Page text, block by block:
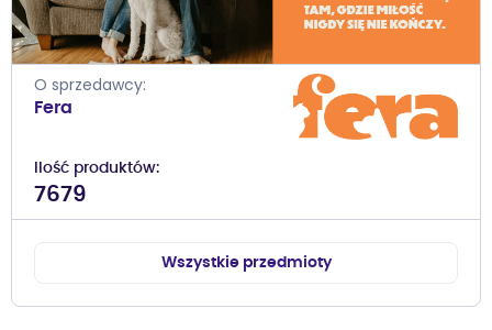
O sprzedawcy
Fera
Ilość produktów
7679
Wszystkie przedmioty